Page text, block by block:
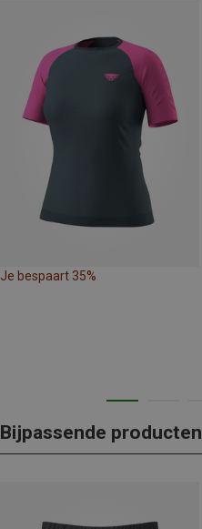
Je bespaart 35%
Bijpassende producten